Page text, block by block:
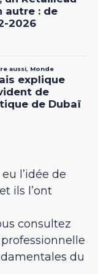
l’idée de
ils l’ont
consultez
du